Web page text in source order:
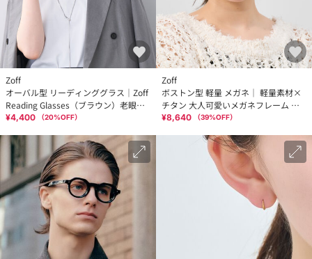
Zoff
オーバル型 リーディンググラス｜Zoff
Reading Glasses（ブラウン）老眼鏡
ズレにくい仕様オーバルフレーム
¥4,400 （20%OFF）
Zoff
ボストン型 軽量 メガネ｜ 軽量素材×
チタン 大人可愛いメガネフレーム レ
ンズ交換券付き
¥8,640 （39%OFF）